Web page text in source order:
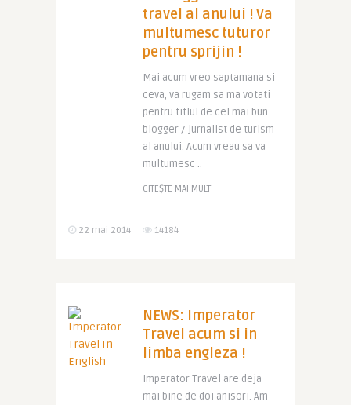
travel al anului ! Va
multumesc tuturor
pentru sprijin !
Mai acum vreo saptamana si
ceva, va rugam sa ma votati
pentru titlul de cel mai bun
blogger / jurnalist de turism
al anului. Acum vreau sa va
multumesc ..
CITEȘTE MAI MULT
22 mai 2014 14184
NEWS: Imperator
Travel acum si in
limba engleza !
Imperator Travel are deja
mai bine de doi anisori. Am